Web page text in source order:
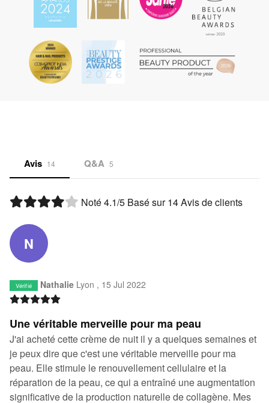
Avis 14 Q&A 5
Noté4.1/5 Basé sur14Avis de clients
N
Vérifié NathalieLyon , 15 Jul 2022
Une véritable merveille pour ma peau
J'ai acheté cette crème de nuit il y a quelques semaines et
je peux dire que c'est une véritable merveille pour ma
peau. Elle stimule le renouvellement cellulaire et la
réparation de la peau, ce qui a entraîné une augmentation
significative de la production naturelle de collagène. Mes